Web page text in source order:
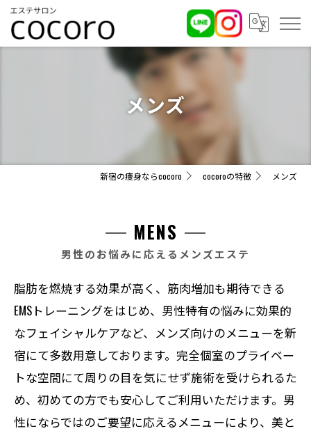
メンズ
新宿の痩身ならcocoro cocoroの特徴 メンズ
男性のお悩みに応えるメンズエステ
MENS
脂肪を燃焼する効果が高く、筋肉増加も期待できる
EMSトレーニングをはじめ、男性特有の悩みに効果的
なフェイシャルケアなど、メンズ向けのメニューを新
宿にて多数用意しております。完全個室のプライベー
トな空間にて周りの目を気にせず施術を受けられるた
め、初めての方でも安心してご利用いただけます。男
性にならではのご要望に応えるメニューにより、美と